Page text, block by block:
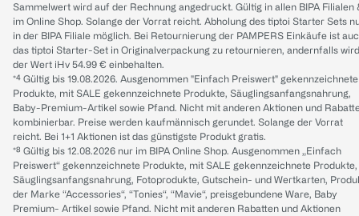
Sammelwert wird auf der Rechnung angedruckt. Gültig in allen BIPA Filialen
im Online Shop. Solange der Vorrat reicht. Abholung des tiptoi Starter Sets
in der BIPA Filiale möglich. Bei Retournierung der PAMPERS Einkäufe ist
das tiptoi Starter-Set in Originalverpackung zu retournieren, andernfalls wird
der Wert iHv 54.99 € einbehalten.
*⁴ Gültig bis 19.08.2026. Ausgenommen "Einfach Preiswert" gekennzeichnete
Produkte, mit SALE gekennzeichnete Produkte, Säuglingsanfangsnahrung,
Baby-Premium-Artikel sowie Pfand. Nicht mit anderen Aktionen und
kombinierbar. Preise werden kaufmännisch gerundet. Solange der Vorrat
reicht. Bei 1+1 Aktionen ist das günstigste Produkt gratis.
*⁸ Gültig bis 12.08.2026 nur im BIPA Online Shop. Ausgenommen „Einfach
Preiswert“ gekennzeichnete Produkte, mit SALE gekennzeichnete Produkte,
Säuglingsanfangsnahrung, Fotoprodukte, Gutschein- und Wertkarten,
der Marke “Accessories“, “Tonies“, “Mavie“, preisgebundene Ware, Baby
Premium- Artikel sowie Pfand. Nicht mit anderen Rabatten und Aktionen